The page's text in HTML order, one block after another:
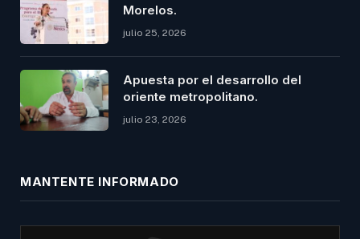
Morelos.
julio 25, 2026
Apuesta por el desarrollo del
oriente metropolitano.
julio 23, 2026
MANTENTE INFORMADO